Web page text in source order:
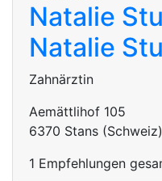
Natalie
Natalie
Zahnärztin
Aemättlihof 105
6370 Stans (Schweiz)
1 Empfehlungen